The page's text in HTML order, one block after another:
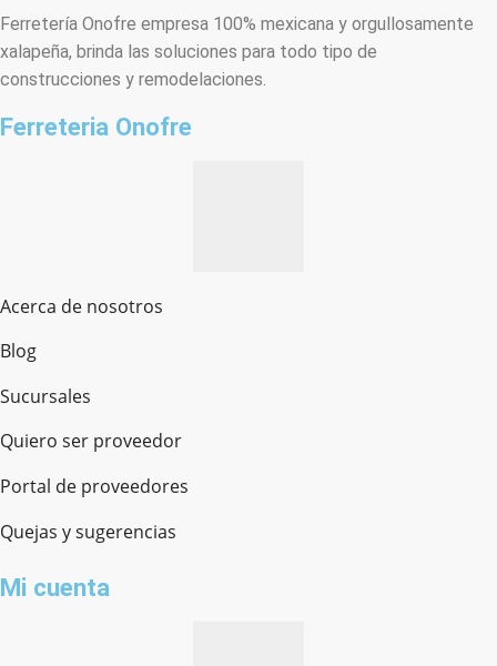
Ferretería Onofre empresa 100% mexicana y orgullosamente
xalapeña, brinda las soluciones para todo tipo de
construcciones y remodelaciones.
Ferreteria Onofre
Acerca de nosotros
Blog
Sucursales
Quiero ser proveedor
Portal de proveedores
Quejas y sugerencias
Mi cuenta